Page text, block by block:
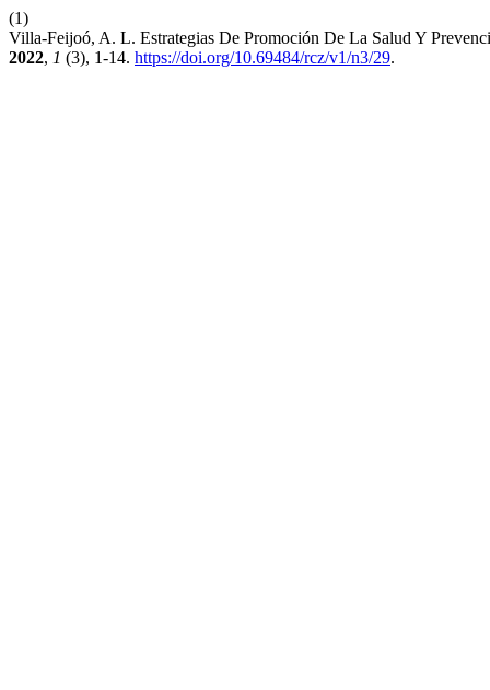
(1)
Villa-Feijoó, A. L. Estrategias De Promoción De La Salud Y
2022, 1 (3), 1-14. https://doi.org/10.69484/rcz/v1/n3/29.